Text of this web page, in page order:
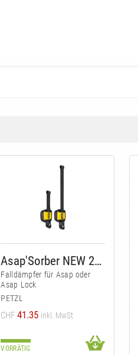
Asap'Sorber NEW 2026
Falldämpfer für Asap oder
Asap Lock
PETZL
CHF 41.35 inkl. MwSt
VORRÄTIG